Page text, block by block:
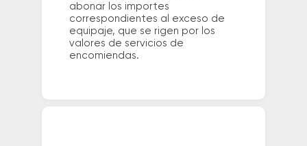
abonar los importes
correspondientes al exceso de
equipaje, que se rigen por los
valores de servicios de
encomiendas.